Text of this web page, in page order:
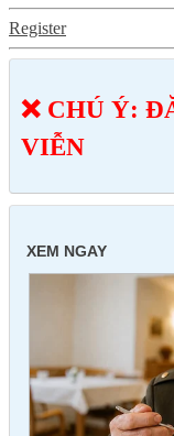
Register
❌ CHÚ Ý:
VIỄN